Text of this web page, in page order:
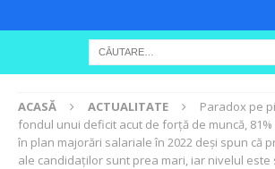
ACASĂ ACTUALITATE
Paradox pe
fondul unui deficit acut de forță de muncă,
în plan majorări salariale în 2022 deși spun că
ale candidaților sunt prea mari, iar nivelul este